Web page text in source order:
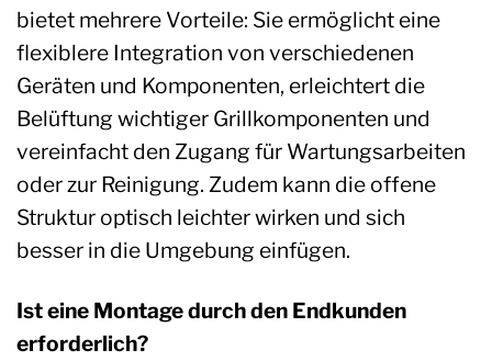
bietet mehrere Vorteile: Sie ermöglicht eine
flexiblere Integration von verschiedenen
Geräten und Komponenten, erleichtert die
Belüftung wichtiger Grillkomponenten und
vereinfacht den Zugang für Wartungsarbeiten
oder zur Reinigung. Zudem kann die offene
Struktur optisch leichter wirken und sich
besser in die Umgebung einfügen.
Ist eine Montage durch den Endkunden
erforderlich?